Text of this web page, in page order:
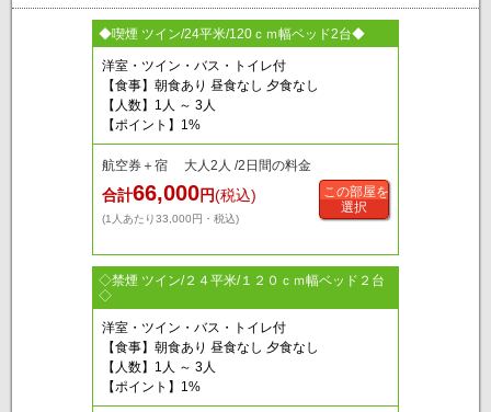
◆喫煙 ツイン/24平米/120ｃｍ幅ベッド2台◆
洋室・ツイン・バス・トイレ付
【食事】朝食あり 昼食なし 夕食なし
【人数】1人 ～ 3人
【ポイント】1%
航空券＋宿 大人2人 /2日間の料金
合計66,000円(税込)
(1人あたり33,000円・税込)
この部屋を
選択
◇禁煙 ツイン/２４平米/１２０ｃｍ幅ベッド２台
◇
洋室・ツイン・バス・トイレ付
【食事】朝食あり 昼食なし 夕食なし
【人数】1人 ～ 3人
【ポイント】1%